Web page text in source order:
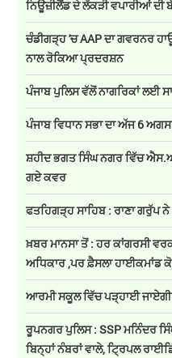
ਨਿਊਜ਼ੀਲੈਂਡ ਦੇ ਲੱਕੜੀ ਵਪਾਰੀਆਂ ਦੀ
ਚੰਡੀਗੜ੍ਹ 'ਚ AAP ਦਾ ਗਵਰਨਰ
ਨਾਲ ਰੋਕਿਆ ਪ੍ਰਦਰਸ਼ਨ
ਪੰਜਾਬ ਪੁਲਿਸ ਵੱਲੋਂ ਨਾਗਰਿਕਾਂ ਲਈ
ਪੰਜਾਬ ਵਿਧਾਨ ਸਭਾ ਦਾ ਅੱਜ 6
ਸ਼ਹੀਦ ਭਗਤ ਸਿੰਘ ਨਗਰ ਵਿੱਚ
ਗਏ ਕਵਰ
ਫਤਹਿਗੜ੍ਹ ਸਾਹਿਬ : ਰਾਣਾ ਗਰੁੱਪ
ਖ਼ਬਰ ਮਾਨਸਾ ਤੋਂ : ਹਰ ਕਾਂਗਰਸੀ
ਅਧਿਕਾਰ ,ਪਰ ਫ਼ੈਸਲਾ ਹਾਈਕਮਾਂਡ
ਆਰਮੀ ਸਕੂਲ ਵਿੱਚ ਪੜ੍ਹਾਈ ਜਾਏਗੀ
ਰੂਪਨਗਰ ਪੁਲਿਸ : SSP ਮਨਿੰਦਰ
ਬਿਨ੍ਹਾਂ ਨੰਬਰਾਂ ਵਾਲੇ, ਟ੍ਰਿਪਲ